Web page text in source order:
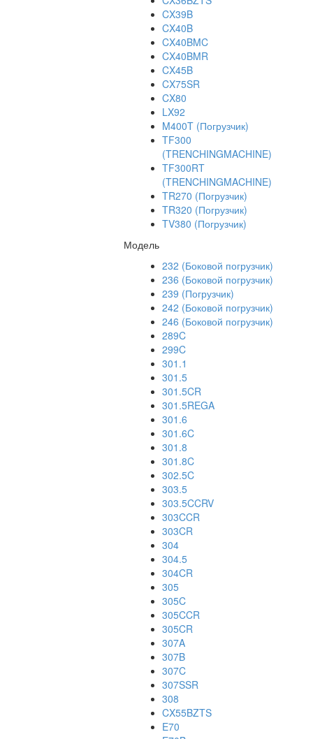
CX39B
CX40B
CX40BMC
CX40BMR
CX45B
CX75SR
CX80
LX92
M400T (Погрузчик)
TF300
(TRENCHINGMACHINE)
TF300RT
(TRENCHINGMACHINE)
TR270 (Погрузчик)
TR320 (Погрузчик)
TV380 (Погрузчик)
Модель
232 (Боковой погрузчик)
236 (Боковой погрузчик)
239 (Погрузчик)
242 (Боковой погрузчик)
246 (Боковой погрузчик)
289C
299C
301.1
301.5
301.5CR
301.5REGA
301.6
301.6C
301.8
301.8C
302.5C
303.5
303.5CCRV
303CCR
303CR
304
304.5
304CR
305
305C
305CCR
305CR
307A
307B
307C
307SSR
308
CX55BZTS
E70